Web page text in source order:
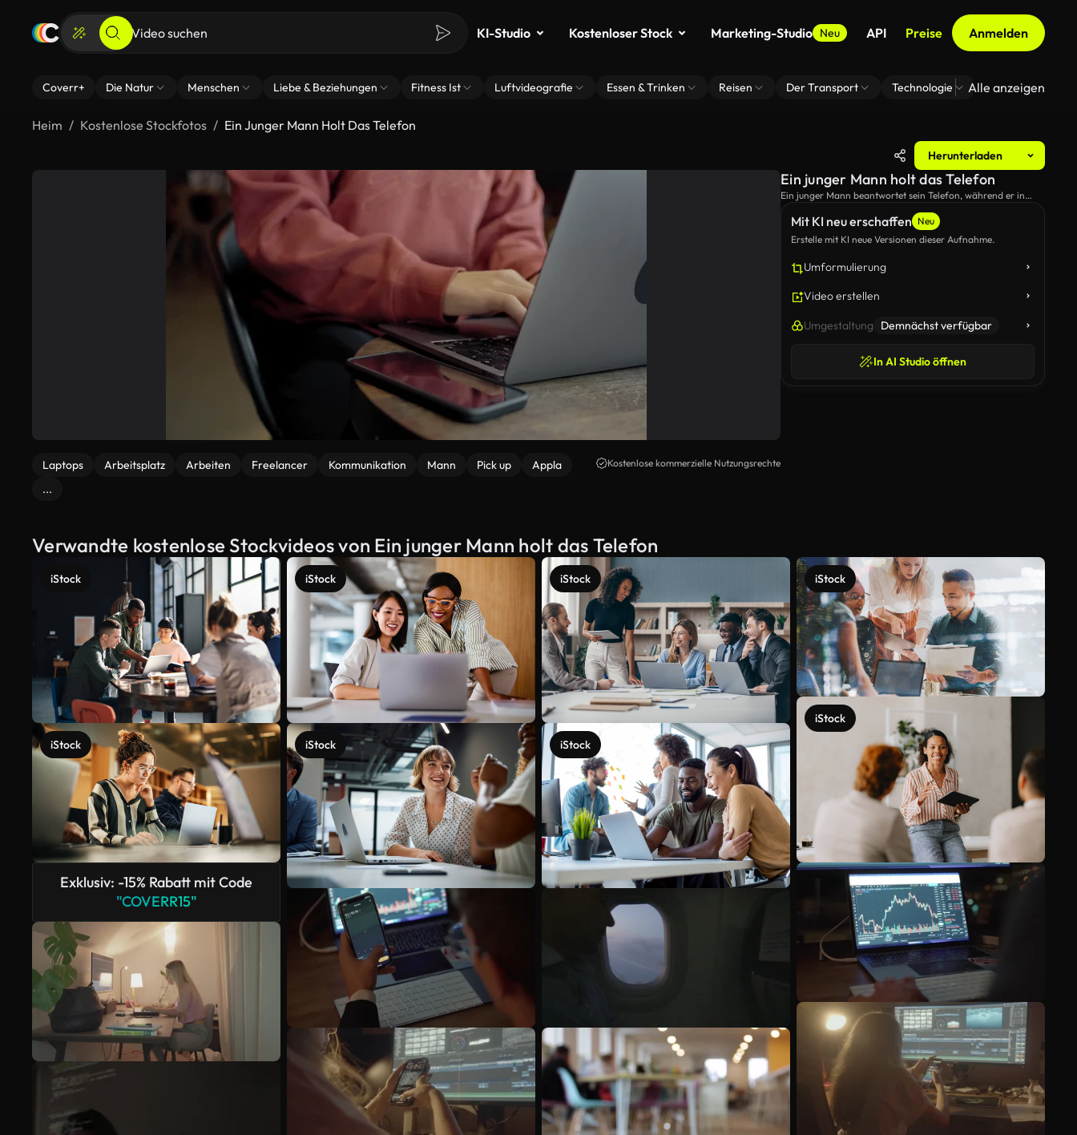
KI-Studio Kostenloser Stock Marketing-Studio Neu API Preise Anmelden
Coverr+ Die Natur Menschen Liebe & Beziehungen Fitness Ist Luftvideografie Essen & Trinken Reisen Der Transport Technologie Zoom Virtuelle
Alle anzeigen
Heim Kostenlose Stockfotos Ein Junger Mann Holt Das Telefon
Herunterladen
Laptops Arbeitsplatz Arbeiten Freelancer Kommunikation Mann Pick up
Appla
...
Kostenlose kommerzielle Nutzungsrechte
Mit KI neu erschaffen Neu
Erstelle mit KI neue Versionen dieser Aufnahme.
Umformulierung
Video erstellen
Umgestaltung Demnächst verfügbar
In AI Studio öffnen
Ein junger Mann holt das Telefon
Ein junger Mann beantwortet sein Telefon, während er in
Verwandte kostenlose Stockvideos von Ein junger Mann holt das Telefon
iStock
iStock
Exklusiv: -15% Rabatt mit Code
"COVERR15"
iStock
iStock
iStock
iStock
iStock
iStock
Mehr anzeigen